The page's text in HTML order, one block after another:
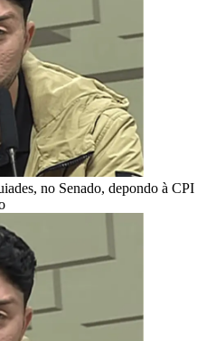
no Senado, depondo à CPI